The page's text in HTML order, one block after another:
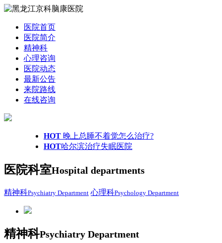
医院首页
医院简介
精神科
心理咨询
医院动态
最新公告
来院路线
在线咨询
HOT 晚上总睡不着觉怎么治疗?
HOT哈尔滨治疗失眠医院
医院科室Hospital departments
精神科Psychiatry Department 心理科Psychology Department
精神科Psychiatry Department